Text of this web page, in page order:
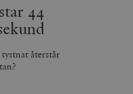
44
återstår